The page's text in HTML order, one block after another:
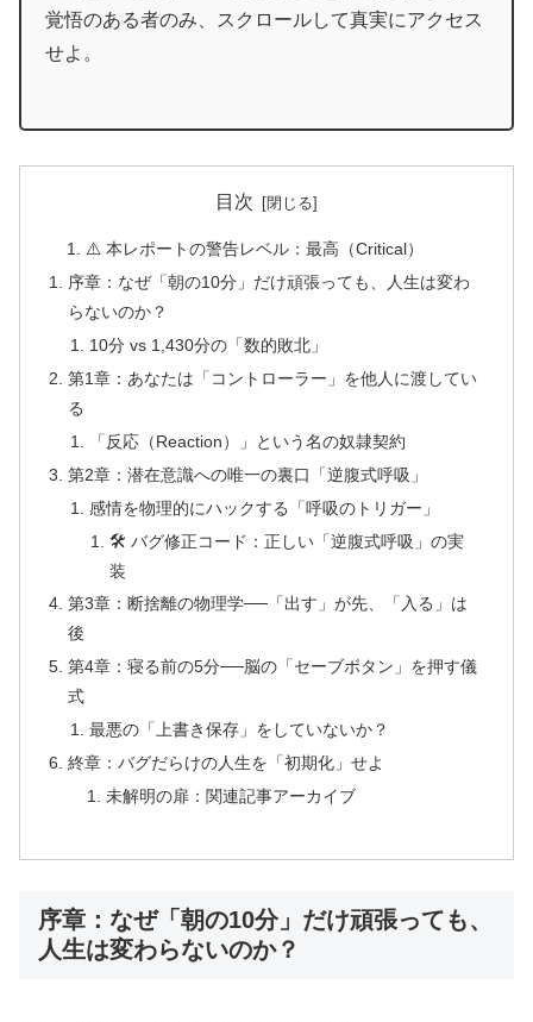
覚悟のある者のみ、スクロールして真実にアクセス
せよ。
目次
⚠️ 本レポートの警告レベル：最高（Critical）
序章：なぜ「朝の10分」だけ頑張っても、人生は変わ
らないのか？
10分 vs 1,430分の「数的敗北」
第1章：あなたは「コントローラー」を他人に渡してい
る
「反応（Reaction）」という名の奴隷契約
第2章：潜在意識への唯一の裏口「逆腹式呼吸」
感情を物理的にハックする「呼吸のトリガー」
🛠 バグ修正コード：正しい「逆腹式呼吸」の実
装
第3章：断捨離の物理学──「出す」が先、「入る」は
後
第4章：寝る前の5分──脳の「セーブボタン」を押す儀
式
最悪の「上書き保存」をしていないか？
終章：バグだらけの人生を「初期化」せよ
未解明の扉：関連記事アーカイブ
序章：なぜ「朝の10分」だけ頑張っても、
人生は変わらないのか？